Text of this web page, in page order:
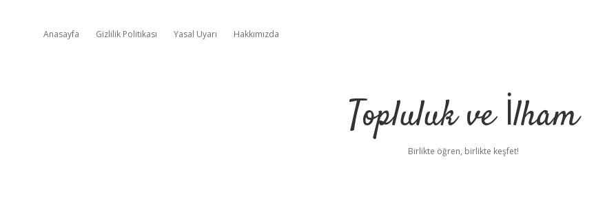
Anasayfa Gizlilik Politikası Yasal Uyarı Hakkımızda
Topluluk ve İlham
Birlikte öğren, birlikte keşfet!